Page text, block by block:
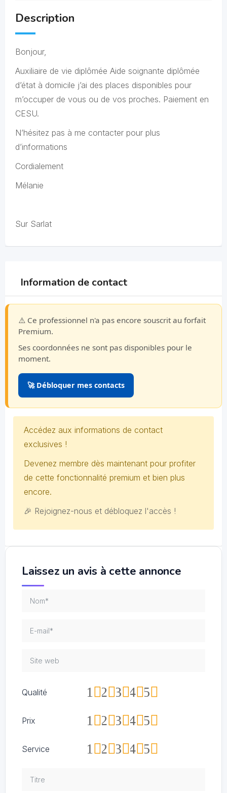
Description
Bonjour,
Auxiliaire de vie diplômée Aide soignante diplômée
d’état à domicile j’ai des places disponibles pour
m’occuper de vous ou de vos proches. Paiement en
CESU.
N’hésitez pas à me contacter pour plus
d’informations
Cordialement
Mélanie
Sur Sarlat
Information de contact
⚠️ Ce professionnel n'a pas encore souscrit au forfait
Premium.
Ses coordonnées ne sont pas disponibles pour le
moment.
🚀 Débloquer mes contacts
Accédez aux informations de contact
exclusives !
Devenez membre dès maintenant pour profiter
de cette fonctionnalité premium et bien plus
encore.
🎉 Rejoignez-nous et débloquez l'accès !
Laissez un avis à cette annonce
Qualité 5
4
3
2
1
Prix 5
4
3
2
1
Service 5
4
3
2
1